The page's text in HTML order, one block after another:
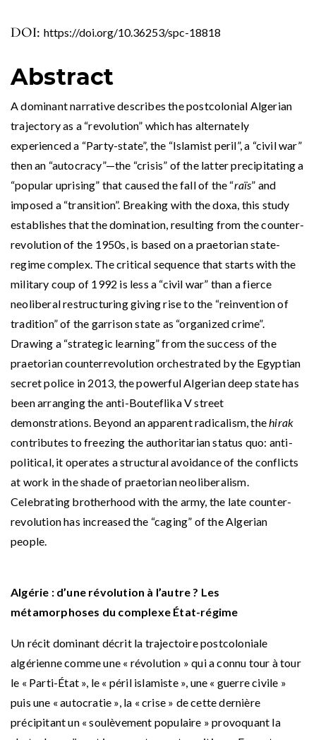
DOI: https://doi.org/10.36253/spc-18818
Abstract
A dominant narrative describes the postcolonial Algerian
trajectory as a “revolution” which has alternately
experienced a “Party-state”, the “Islamist peril”, a “civil war”
then an “autocracy”—the “crisis” of the latter precipitating a
“popular uprising” that caused the fall of the “raïs” and
imposed a “transition”. Breaking with the doxa, this study
establishes that the domination, resulting from the counter-
revolution of the 1950s, is based on a praetorian state-
regime complex. The critical sequence that starts with the
military coup of 1992 is less a “civil war” than a fierce
neoliberal restructuring giving rise to the “reinvention of
tradition” of the garrison state as “organized crime”.
Drawing a “strategic learning” from the success of the
praetorian counterrevolution orchestrated by the Egyptian
secret police in 2013, the powerful Algerian deep state has
been arranging the anti-Bouteflika V street
demonstrations. Beyond an apparent radicalism, the hirak
contributes to freezing the authoritarian status quo: anti-
political, it operates a structural avoidance of the conflicts
at work in the shade of praetorian neoliberalism.
Celebrating brotherhood with the army, the late counter-
revolution has increased the “caging” of the Algerian
people.
Algérie : d’une révolution à l’autre ? Les
métamorphoses du complexe État-régime
Un récit dominant décrit la trajectoire postcoloniale
algérienne comme une « révolution » qui a connu tour à tour
le « Parti-État », le « péril islamiste », une « guerre civile »
puis une « autocratie », la « crise » de cette dernière
précipitant un « soulèvement populaire » provoquant la